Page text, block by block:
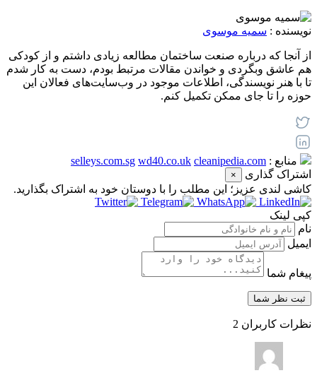
نویسنده : سمیه موسوی
از آنجا که درباره صنعت ساختمان مطالعه زیادی داشتم و از کودکی
هم عاشق وبگردی و خواندن مقالات مرتبط بودم، دست به کار شدم
تا با هنر نویسندگی، اطلاعات موجود در وب‌سایت‌های فعالان این
حوزه را تا جای ممکن تکمیل کنم.
منابع : selleys.com.sg wd40.co.uk cleanipedia.com
اشتراک گذاری
×
کاشی‌ لندی عزیز؛ این مطلب را با دوستان خود به اشتراک بگذارید.
کپی لینک
نام
ایمیل
پیغام شما
نظرات کاربران 2